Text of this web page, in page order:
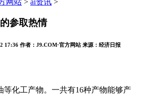
参取热情
17:36 作者： J9.COM·官方网站 来源： 经济日报
化工产物。一共有16种产物能够产